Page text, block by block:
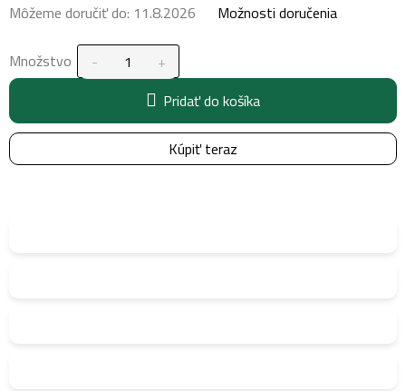
Môžeme doručiť do: 11.8.2026 Možnosti doručenia
Množstvo
Pridať do košíka
Kúpiť teraz